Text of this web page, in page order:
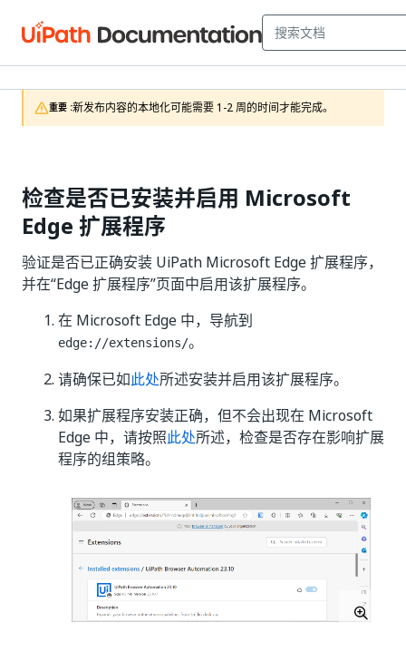
重要 :新发布内容的本地化可能需要 1-2 周的时间才能完成。
检查是否已安装并启用 Microsoft
Edge 扩展程序
验证是否已正确安装 UiPath Microsoft Edge 扩展程序，
并在“Edge 扩展程序”页面中启用该扩展程序。
在 Microsoft Edge 中，导航到
edge://extensions/。
请确保已如此处所述安装并启用该扩展程序。
如果扩展程序安装正确，但不会出现在 Microsoft
Edge 中，请按照此处所述，检查是否存在影响扩展
程序的组策略。